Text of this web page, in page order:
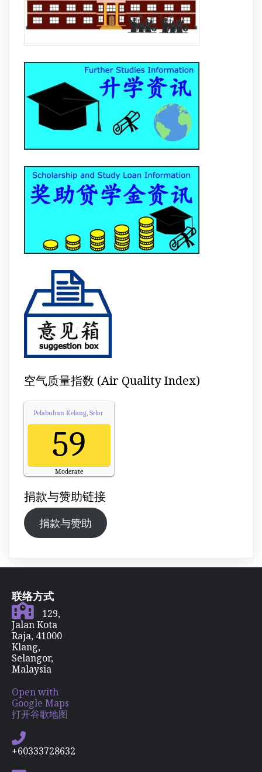
空气质量指数 (Air Quality Index)
Pelabuhan Kelang, Selangor
59
Moderate
Updated on Thursday 13:00
捐款与赞助链接
捐款与赞助
联络方式
129,
Jalan Kota
Raja, 41000
Klang,
Selangor,
Malaysia
Open with
Google Maps
打开谷歌地图
+60333728632